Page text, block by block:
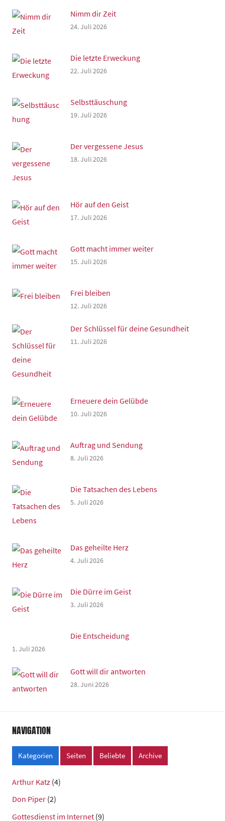
Nimm dir Zeit
24. Juli 2026
Die letzte Erweckung
22. Juli 2026
Selbsttäuschung
19. Juli 2026
Der vergessene Jesus
18. Juli 2026
Hör auf den Geist
17. Juli 2026
Gott macht immer weiter
15. Juli 2026
Frei bleiben
12. Juli 2026
Der Schlüssel für deine Gesundheit
11. Juli 2026
Erneuere dein Gelübde
10. Juli 2026
Auftrag und Sendung
8. Juli 2026
Die Tatsachen des Lebens
5. Juli 2026
Das geheilte Herz
4. Juli 2026
Die Dürre im Geist
3. Juli 2026
Die Entscheidung
1. Juli 2026
Gott will dir antworten
28. Juni 2026
NAVIGATION
Kategorien Seiten Beliebte Archive
Arthur Katz (4)
Don Piper (2)
Gottesdienst im Internet (9)